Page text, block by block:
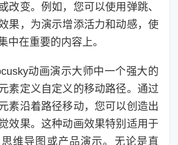
改变。例如，您可以使用弹跳、
果，为演示增添活力和动感，使
中在重要的内容上。
动画演示大师中一个强大的
素定义自定义的移动路径。通过
素沿着路径移动，您可以创造出
效果。这种动画效果特别适用于
维导图或产品演示。无论是直